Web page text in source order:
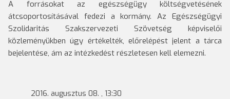
A forrásokat az egészségügy költségvetésének
átcsoportosításával fedezi a kormány. Az Egészségügyi
Szolidaritás Szakszervezeti Szövetség képviselői
közleményükben úgy értékelték, előrelépést jelent a tárca
bejelentése, ám az intézkedést részletesen kell elemezni.
2016. augusztus 08. , 13:30